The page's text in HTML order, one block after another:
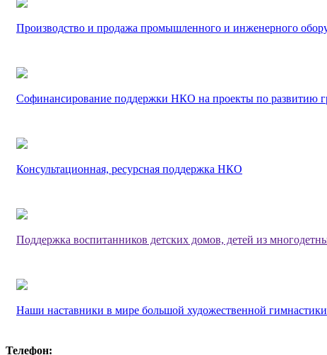
Производство и продажа промышленного и инженерного
Софинансирование поддержки НКО на проекты по развитию
Консультационная, ресурсная поддержка НКО
Поддержка воспитанников детских домов, детей из
Наши наставники в мире большой художественной гимнастики
Телефон: